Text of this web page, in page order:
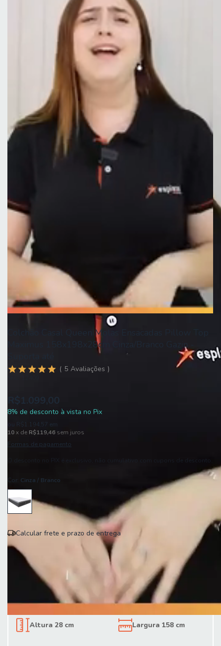
Colchão Casal Queen Molas Ensacadas Pillow Top
Maximus 158x198x28cm Cinza/Branco Gazin -
5 Avaliações
R$1.099,00
8% de desconto à vista no Pix
ou R$1.194,57 em
10x de R$119,46 sem juros
Formas de pagamento
O desconto no PIX é exclusivo, não cumulativo com cupons de desconto.
Cor: Cinza / Branco
Calcular frete e prazo de entrega
Entregas para o CEP: Calcular
Altura 28 cm Largura 158 cm